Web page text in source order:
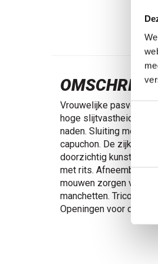
Vrouwelijke pasvorm.
hoge slijtvastheid.
naden. Sluiting met rits
capuchon. De zijkanten
doorzichtig kunststof.
met rits. Afneembare
mouwen zorgen voor
manchetten. Tricot
Openingen voor de